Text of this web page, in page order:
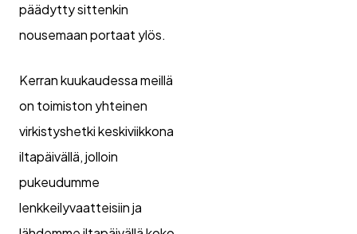
päädytty sittenkin
nousemaan portaat ylös.
Kerran kuukaudessa meillä
on toimiston yhteinen
virkistyshetki keskiviikkona
iltapäivällä, jolloin
pukeudumme
lenkkeilyvaatteisiin ja